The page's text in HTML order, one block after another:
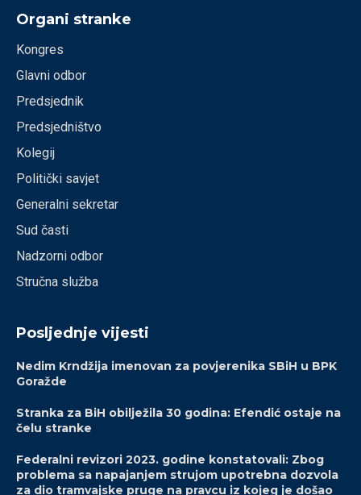
Organi stranke
Kongres
Glavni odbor
Predsjednik
Predsjedništvo
Kolegij
Politički savjet
Generalni sekretar
Sud časti
Nadzorni odbor
Stručna služba
Posljednje vijesti
Nedim Krndžija imenovan za povjerenika SBiH u BPK
Goražde
Stranka za BiH obilježila 30 godina: Efendić ostaje na
čelu stranke
Federalni revizori 2023. godine konstatovali: Zbog
problema sa napajanjem strujom upotrebna dozvola
za dio tramvajske pruge na pravcu iz kojeg je došao